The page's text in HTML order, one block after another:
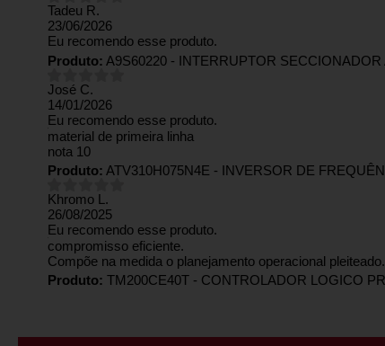
Tadeu R.
23/06/2026
Eu recomendo esse produto.
Produto: A9S60220 - INTERRUPTOR
José C.
14/01/2026
Eu recomendo esse produto.
material de primeira linha
nota 10
Produto: ATV310H075N4E - INVERSOR DE
Khromo L.
26/08/2025
Eu recomendo esse produto.
compromisso eficiente.
Compõe na medida o planejamento operacional pleiteado.
Produto: TM200CE40T - CONTROLADOR LOGICO